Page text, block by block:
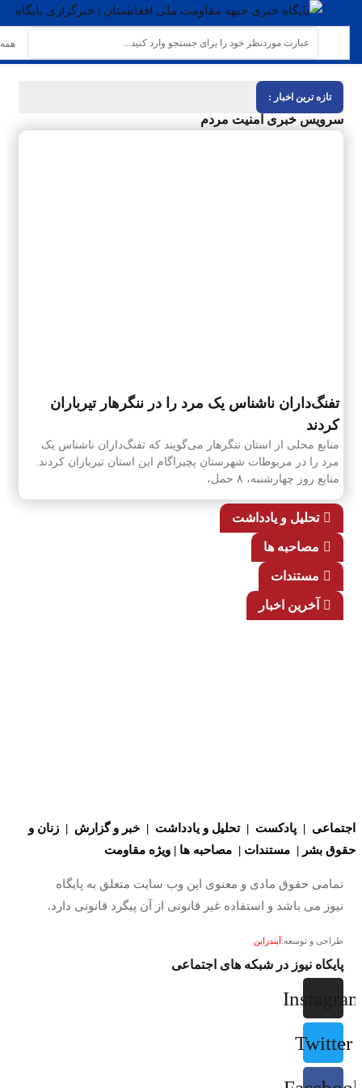
تازه ترین اخبار :
سرویس خبری امنیت مردم
تفنگ‌داران ناشناس یک مرد را در ننگرهار تیرباران
کردند
منابع محلی از استان ننگرهار می‌گویند که تفنگ‌داران ناشناس یک
مرد را در مربوطات شهرستان پچیراگام این استان تیرباران کردند.
منابع روز چهارشنبه، ۸ حمل،
تحلیل و یادداشت
مصاحبه ها
مستندات
آخرین اخبار
اجتماعی | پادکست |تحلیل و یادداشت | خبر و گزارش | زنان و
حقوق بشر | مستندات | مصاحبه ها | ویژه مقاومت
تمامی حقوق مادی و معنوی این وب سایت متعلق به پایگاه
نیوز می باشد و استفاده غیر قانونی از آن پیگرد قانونی دارد.
طراحی و توسعه: آیندزاین
پایکاه نیوز در شبکه های اجتماعی
Twitter